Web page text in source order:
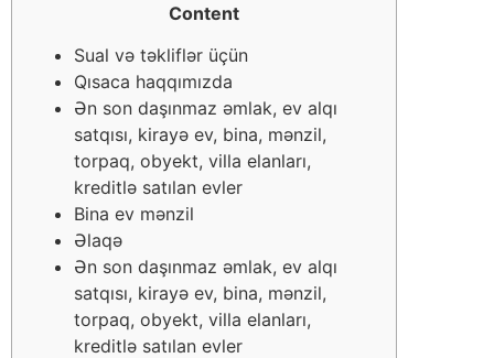
Content
Sual və təkliflər üçün
Qısaca haqqımızda
Ən son daşınmaz əmlak, ev alqı
satqısı, kirayə ev, bina, mənzil,
torpaq, obyekt, villa elanları,
kreditlə satılan evler
Bina ev mənzil
Əlaqə
Ən son daşınmaz əmlak, ev alqı
satqısı, kirayə ev, bina, mənzil,
torpaq, obyekt, villa elanları,
kreditlə satılan evler